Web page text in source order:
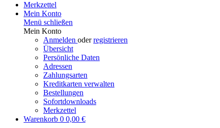
Merkzettel
Mein Konto
Menü schließen
Mein Konto
Anmelden oderregistrieren
Übersicht
Persönliche Daten
Adressen
Zahlungsarten
Kreditkarten verwalten
Bestellungen
Sofortdownloads
Merkzettel
Warenkorb 0 0,00 €